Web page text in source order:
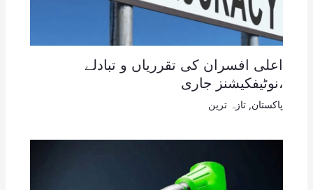
اعلی افسران کی تقرریاں و تبادلے
،نوٹیفکیشنز جاری
پاکستان تازہ ترین